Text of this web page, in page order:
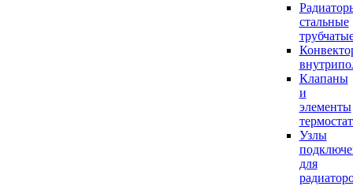
стальные
Клапаны
и
элементы
Узлы
для